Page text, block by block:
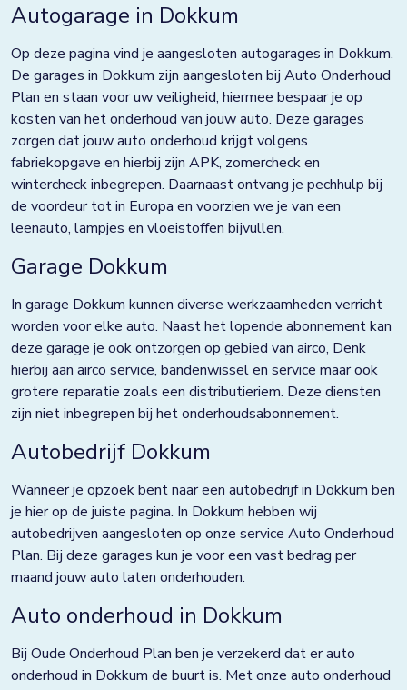
Dokkum
Drachten
Eindhoven
Elst
Emmen
Enkhuizen
Franeker
Goor
Grave
Groningen
Grootebroek
Haaksbergen
Hardenberg
Heerjansdam
Horst
Autogarage in Dokkum
Op deze pagina vind je aangesloten autogarages in Dokkum.
De garages in Dokkum zijn aangesloten bij Auto Onderhoud
Plan en staan voor uw veiligheid, hiermee bespaar je op
kosten van het onderhoud van jouw auto. Deze garages
zorgen dat jouw auto onderhoud krijgt volgens
fabriekopgave en hierbij zijn APK, zomercheck en
wintercheck inbegrepen. Daarnaast ontvang je pechhulp bij
de voordeur tot in Europa en voorzien we je van een
leenauto, lampjes en vloeistoffen bijvullen.
Garage Dokkum
In garage Dokkum kunnen diverse werkzaamheden verricht
worden voor elke auto. Naast het lopende abonnement kan
deze garage je ook ontzorgen op gebied van airco, Denk
hierbij aan airco service, bandenwissel en service maar ook
grotere reparatie zoals een distributieriem. Deze diensten
zijn niet inbegrepen bij het onderhoudsabonnement.
Autobedrijf Dokkum
Wanneer je opzoek bent naar een autobedrijf in Dokkum ben
je hier op de juiste pagina. In Dokkum hebben wij
autobedrijven aangesloten op onze service Auto Onderhoud
Plan. Bij deze garages kun je voor een vast bedrag per
maand jouw auto laten onderhouden.
Auto onderhoud in Dokkum
Bij Oude Onderhoud Plan ben je verzekerd dat er auto
onderhoud in Dokkum de buurt is. Met onze auto onderhoud